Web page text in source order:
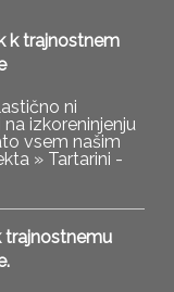
k trajnostnem
ni
izkoreninjenju
vsem našim
» Tartarini -
še
trajnostnemu